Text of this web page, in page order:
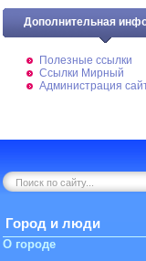
Дополнительная
Полезные ссылки
Ссылки Мирный
Администрация
Город и люди
О городе